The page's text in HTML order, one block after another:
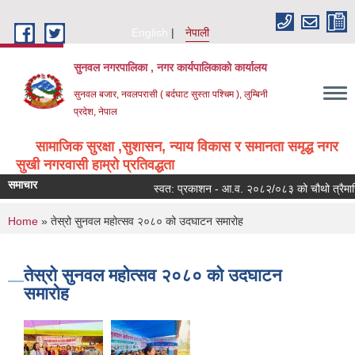
English
नेपाली
सुनवल नगरपालिका , नगर कार्यपालिकाको कार्यालय
सुनवल बजार, नवलपरासी ( बर्दघाट सुस्ता पश्चिम ), लुम्बिनी
प्रदेश, नेपाल
सामाजिक सुरक्षा ,सुशासन, न्याय विकास र समानता समृद्ध नगर
सुखी नगरवासी हाम्रो प्रतिवद्धता
समाचार स्वत: प्रकाशन - आ.व. २०८२/०८३ को चौथो
You are here
Home » तेस्रो सुनवल महोत्सव २०८० को उदघाटन समारोह
तेस्रो सुनवल महोत्सव २०८० को उदघाटन
समारोह